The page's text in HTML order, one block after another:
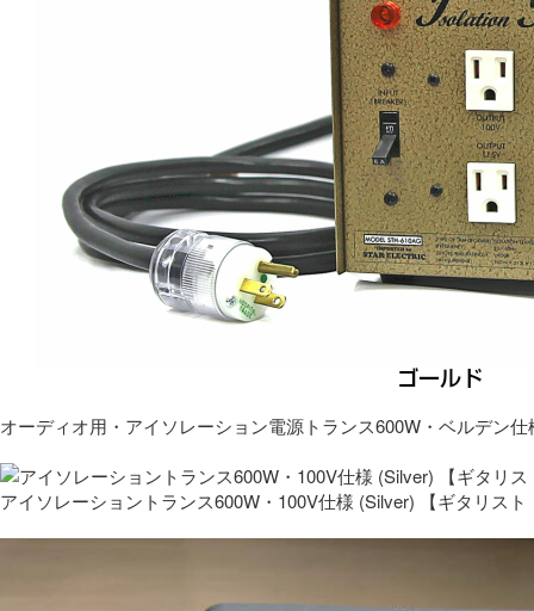
オーディオ用・アイソレーション電源トランス600W・ベルデン仕
アイソレーショントランス600W・100V仕様 (Silver) 【ギタリス